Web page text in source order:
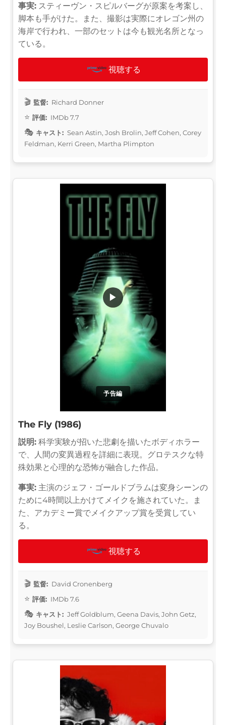
事実: スティーヴン・スピルバーグが原案を考案し、
脚本も手がけた。また、撮影は実際にオレゴン州の
海岸で行われ、一部のセットは今も観光名所となっ
ている。
視聴する
監督: Richard Donner
評価: IMDb 7.7
キャスト: Sean Astin, Josh Brolin, Jeff Cohen, Corey
Feldman, Kerri Green, Martha Plimpton
予告編
▶
The Fly (1986)
説明: 科学実験が招いた悲劇を描いたボディホラー
で、人間の変異過程を詳細に表現。グロテスクな特
殊効果と心理的な恐怖が融合した作品。
事実: 主演のジェフ・ゴールドブラムは変身シーンの
ために4時間以上かけてメイクを施されていた。ま
た、アカデミー賞でメイクアップ賞を受賞してい
る。
視聴する
監督: David Cronenberg
評価: IMDb 7.6
キャスト: Jeff Goldblum, Geena Davis, John Getz,
Joy Boushel, Leslie Carlson, George Chuvalo